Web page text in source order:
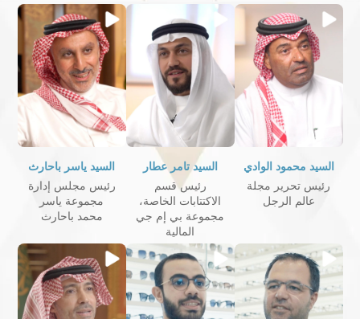
السيد محمود الوادي
رئيس تحرير مجلة
عالم الرجل
السيد تامر عطار
رئيس قسم
الاكتتابات الخاصة،
مجموعة بي إم جي
المالية
السيد ياسر باحارث
رئيس مجلس إدارة
مجموعة ياسر
محمد باحارث